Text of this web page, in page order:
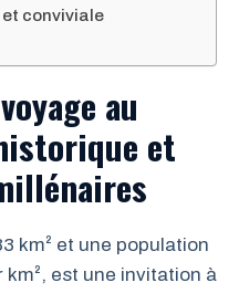
conviviale
au
et
km² et une population
est une invitation à